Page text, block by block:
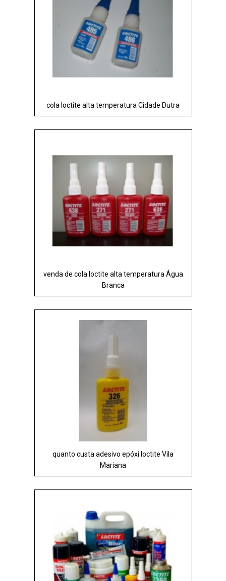
cola loctite alta temperatura Cidade Dutra
venda de cola loctite alta temperatura Água
Branca
quanto custa adesivo epóxi loctite Vila
Mariana